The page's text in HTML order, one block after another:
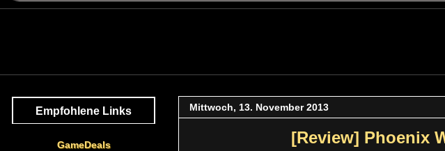
Mittwoch, 13. November 2013
[Review] Phoenix
Empfohlene Links
GameDeals